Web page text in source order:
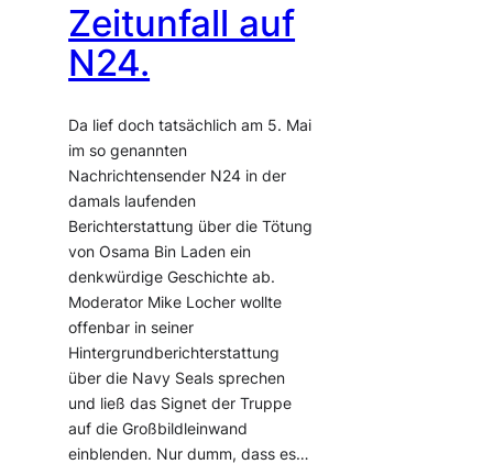
Zeitunfall auf
N24.
Da lief doch tatsächlich am 5. Mai
im so genannten
Nachrichtensender N24 in der
damals laufenden
Berichterstattung über die Tötung
von Osama Bin Laden ein
denkwürdige Geschichte ab.
Moderator Mike Locher wollte
offenbar in seiner
Hintergrundberichterstattung
über die Navy Seals sprechen
und ließ das Signet der Truppe
auf die Großbildleinwand
einblenden. Nur dumm, dass es…